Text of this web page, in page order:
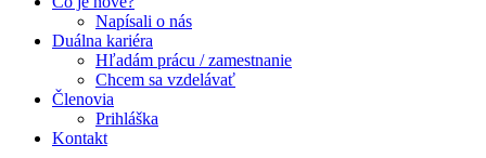
Napísali o nás
Duálna kariéra
Hľadám prácu / zamestnanie
Chcem sa vzdelávať
Členovia
Prihláška
Kontakt